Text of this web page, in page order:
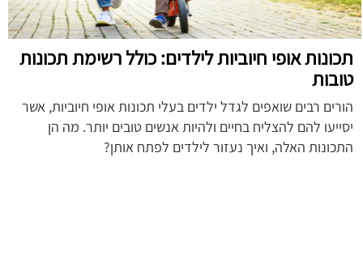
תכונות אופי חיוביות לילדים: כולל רשימת תכונות
טובות
הורים רבים שואפים לגדל ילדים בעלי תכונות אופי חיוביות, אשר
יסייעו להם להצליח בחיים ולהיות אנשים טובים יותר. מה הן
התכונות האלה, ואיך נעזור לילדים לפתח אותן?